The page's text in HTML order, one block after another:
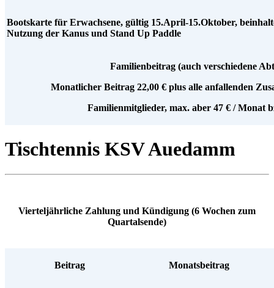
Bootskarte für Erwachsene, gültig 15.April-15.Oktober,
Nutzung der Kanus und Stand Up Paddle
Familienbeitrag (auch verschiedene
Monatlicher Beitrag 22,00 € plus alle anfallenden
Familienmitglieder, max. aber 47 € / Monat
Tischtennis KSV Auedamm
Vierteljährliche Zahlung und Kündigung (6 Wochen zum
Quartalsende)
Beitrag Monatsbeitrag